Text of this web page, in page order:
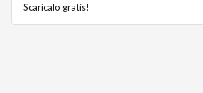
Scaricalo gratis!